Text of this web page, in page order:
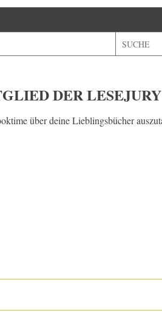
DER LESEJURY
über deine Lieblingsbücher